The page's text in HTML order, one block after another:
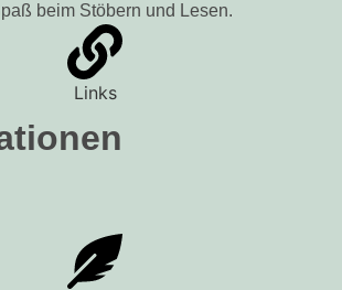
beim Stöbern und Lesen.
Links